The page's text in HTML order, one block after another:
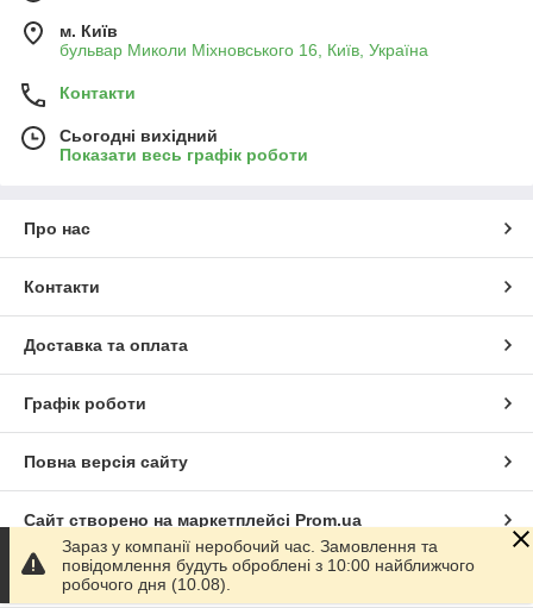
м. Київ
бульвар Миколи Міхновського 16, Київ, Україна
Контакти
Сьогодні вихідний
Показати весь графік роботи
Про нас
Контакти
Доставка та оплата
Графік роботи
Повна версія сайту
Сайт створено на маркетплейсі Prom.ua
Політика конфіденційності
Зараз у компанії неробочий час. Замовлення та
повідомлення будуть оброблені з 10:00 найближчого
робочого дня (10.08).